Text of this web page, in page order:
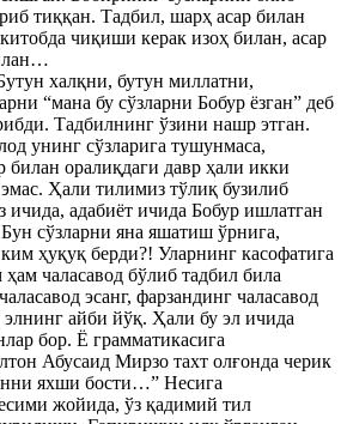
тиққан. Тадбил, шарҳ асар билан
чиқиши керак изоҳ билан, асар
халқни, бутун миллатни,
“мана бу сўзларни Бобур ёзган” деб
Тадбилнинг ўзини нашр этган.
унинг сўзларига тушунмаса,
билан оралиқдаги давр ҳали икки
Ҳали тилимиз тўлиқ бузилиб
ичида, адабиёт ичида Бобур ишлатган
сўзларни яна яшатиш ўрнига,
ҳуқуқ берди?! Уларнинг касофатига
чаласавод бўлиб тадбил била
эсанг, фарзандинг чаласавод
элнинг айби йўқ. Ҳали бу эл ичида
бор. Ё грамматикасига
Абусаид Мирзо тахт олғонда черик
яхши бости…” Несига
жойида, ўз қадимий тил